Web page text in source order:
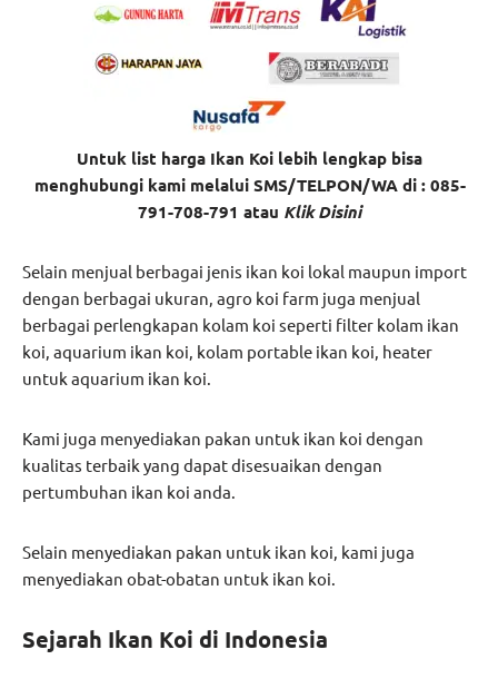
Untuk list harga Ikan Koi lebih lengkap bisa
menghubungi kami melalui SMS/TELPON/WA di : 085-
791-708-791 atau Klik Disini
Selain menjual berbagai jenis ikan koi lokal maupun import
dengan berbagai ukuran, agro koi farm juga menjual
berbagai perlengkapan kolam koi seperti filter kolam ikan
koi, aquarium ikan koi, kolam portable ikan koi, heater
untuk aquarium ikan koi.
Kami juga menyediakan pakan untuk ikan koi dengan
kualitas terbaik yang dapat disesuaikan dengan
pertumbuhan ikan koi anda.
Selain menyediakan pakan untuk ikan koi, kami juga
menyediakan obat-obatan untuk ikan koi.
Sejarah Ikan Koi di Indonesia